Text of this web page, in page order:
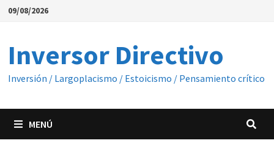
Saltar
09/08/2026
Inversor Directivo
Inversión / Largoplacismo / Estoicismo / Pensamiento crítico
MENÚ